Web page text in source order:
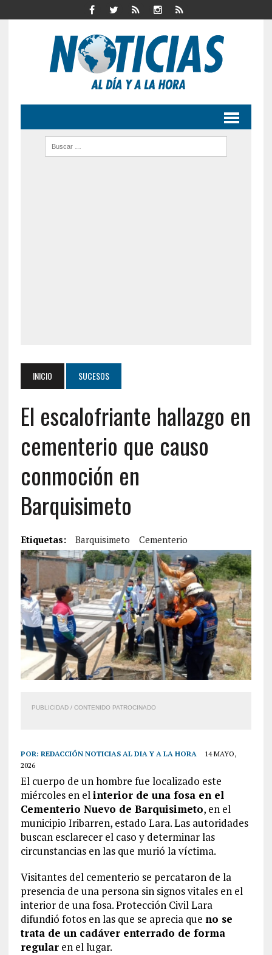
INICIO SUCESOS
El escalofriante hallazgo en
cementerio que causo
conmoción en
Barquisimeto
Etiquetas: Barquisimeto Cementerio
PUBLICIDAD / CONTENIDO PATROCINADO
POR: REDACCIÓN NOTICIAS AL DIA Y A LA HORA
14 MAYO,
2026
El cuerpo de un hombre fue localizado este
miércoles en elinterior de una fosa en el
Cementerio Nuevo de Barquisimeto, en el
municipio Iribarren, estado Lara. Las autoridades
buscan esclarecer el caso y determinar las
circunstancias en las que murió la víctima.
Visitantes del cementerio se percataron de la
presencia de una persona sin signos vitales en el
interior de una fosa. Protección Civil Lara
difundió fotos en las que se aprecia que no se
trata de un cadáver enterrado de forma
regularen el lugar.